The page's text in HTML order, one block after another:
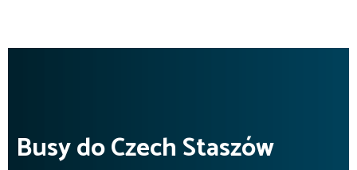
Busy do Czech Staszów